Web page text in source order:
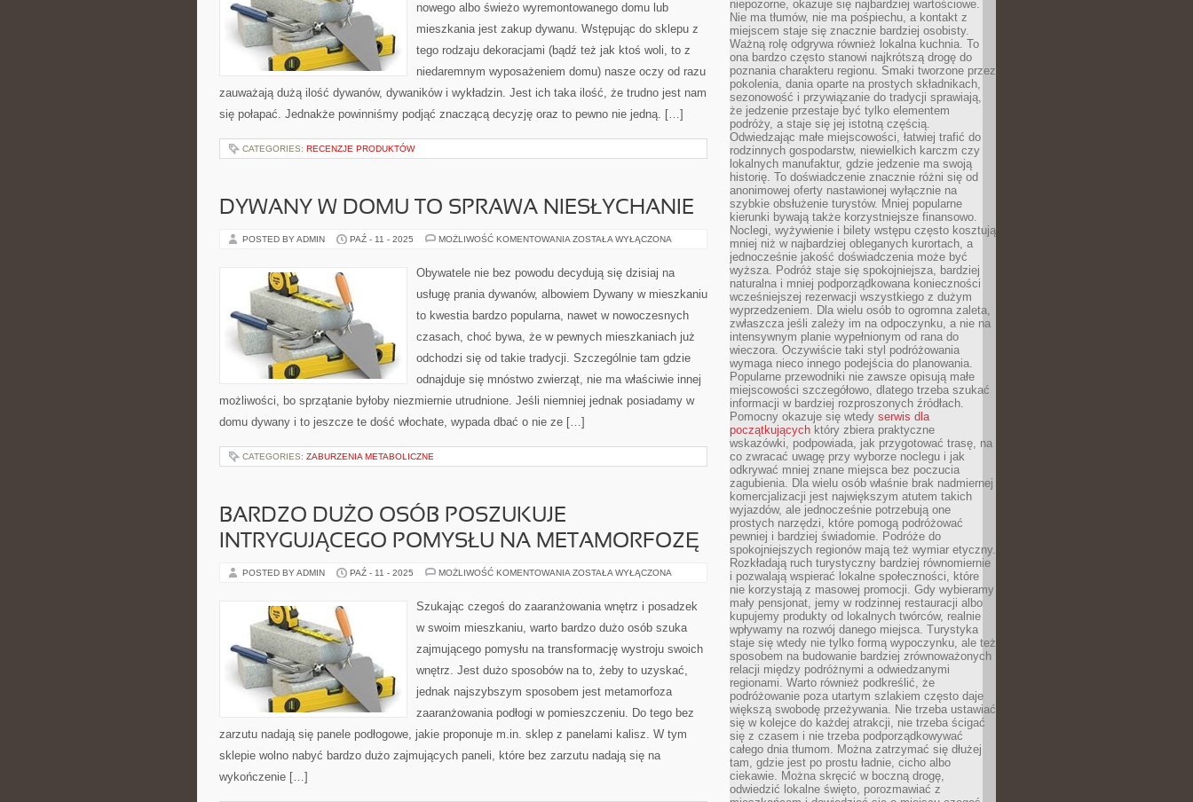
nowego albo świeżo wyremontowanego domu lub
mieszkania jest zakup dywanu. Wstępując do sklepu z
tego rodzaju dekoracjami (bądź też jak ktoś woli, to z
niedaremnym wyposażeniem domu) nasze oczy od razu
zauważają dużą ilość dywanów, dywaników i wykładzin. Jest ich taka ilość, że trudno jest nam
się połapać. Jednakże powinniśmy podjąć znaczącą decyzję oraz to pewno nie jedną. […]
CATEGORIES: RECENZJE PRODUKTÓW
DYWANY W DOMU TO SPRAWA NIESŁYCHANIE
POSTED BY ADMIN PAŹ - 11 - 2025 MOŻLIWOŚĆ KOMENTOWANIA DYWANY
SPRAWA
ZOSTAŁA WYŁĄCZONA
Obywatele nie bez powodu decydują się dzisiaj na
usługę prania dywanów, albowiem Dywany w mieszkaniu
to kwestia bardzo popularna, nawet w nowoczesnych
czasach, choć bywa, że w pewnych mieszkaniach już
odchodzi się od takie tradycji. Szczególnie tam gdzie
odnajduje się mnóstwo zwierząt, nie ma właściwie innej
możliwości, bo sprzątanie byłoby niezmiernie utrudnione. Jeśli niemniej jednak posiadamy w
domu dywany i to jeszcze te dość włochate, wypada dbać o nie ze […]
CATEGORIES: ZABURZENIA METABOLICZNE
BARDZO DUŻO OSÓB POSZUKUJE
INTRYGUJĄCEGO POMYSŁU NA METAMORFOZĘ
POSTED BY ADMIN PAŹ - 11 - 2025 MOŻLIWOŚĆ KOMENTOWANIA BARDZO
POSZUKUJE
INTRYGUJĄCEGO
NA
ZOSTAŁA WYŁĄCZONA
Szukając czegoś do zaaranżowania wnętrz i posadzek
w swoim mieszkaniu, warto bardzo dużo osób szuka
zajmującego pomysłu na transformację wystroju swoich
wnętrz. Jest dużo sposobów na to, żeby to uzyskać,
jednak najszybszym sposobem jest metamorfoza
zaaranżowania podłogi w pomieszczeniu. Do tego bez
zarzutu nadają się panele podłogowe, jakie proponuje m.in. sklep z panelami kalisz. W tym
sklepie wolno nabyć bardzo dużo zajmujących paneli, które bez zarzutu nadają się na
wykończenie […]
niepozorne, okazuje się najbardziej wartościowe.
Nie ma tłumów, nie ma pośpiechu, a kontakt z
miejscem staje się znacznie bardziej osobisty.
Ważną rolę odgrywa również lokalna kuchnia. To
ona bardzo często stanowi najkrótszą drogę do
poznania charakteru regionu. Smaki tworzone przez
pokolenia, dania oparte na prostych składnikach,
sezonowość i przywiązanie do tradycji sprawiają,
że jedzenie przestaje być tylko elementem
podróży, a staje się jej istotną częścią.
Odwiedzając małe miejscowości, łatwiej trafić do
rodzinnych gospodarstw, niewielkich karczm czy
lokalnych manufaktur, gdzie jedzenie ma swoją
historię. To doświadczenie znacznie różni się od
anonimowej oferty nastawionej wyłącznie na
szybkie obsłużenie turystów. Mniej popularne
kierunki bywają także korzystniejsze finansowo.
Noclegi, wyżywienie i bilety wstępu często kosztują
mniej niż w najbardziej obleganych kurortach, a
jednocześnie jakość doświadczenia może być
wyższa. Podróż staje się spokojniejsza, bardziej
naturalna i mniej podporządkowana konieczności
wcześniejszej rezerwacji wszystkiego z dużym
wyprzedzeniem. Dla wielu osób to ogromna zaleta,
zwłaszcza jeśli zależy im na odpoczynku, a nie na
intensywnym planie wypełnionym od rana do
wieczora. Oczywiście taki styl podróżowania
wymaga nieco innego podejścia do planowania.
Popularne przewodniki nie zawsze opisują małe
miejscowości szczegółowo, dlatego trzeba szukać
informacji w bardziej rozproszonych źródłach.
Pomocny okazuje się wtedy serwis dla
początkujących który zbiera praktyczne
wskazówki, podpowiada, jak przygotować trasę, na
co zwracać uwagę przy wyborze noclegu i jak
odkrywać mniej znane miejsca bez poczucia
zagubienia. Dla wielu osób właśnie brak nadmiernej
komercjalizacji jest największym atutem takich
wyjazdów, ale jednocześnie potrzebują one
prostych narzędzi, które pomogą podróżować
pewniej i bardziej świadomie. Podróże do
spokojniejszych regionów mają też wymiar etyczny.
Rozkładają ruch turystyczny bardziej równomiernie
i pozwalają wspierać lokalne społeczności, które
nie korzystają z masowej promocji. Gdy wybieramy
mały pensjonat, jemy w rodzinnej restauracji albo
kupujemy produkty od lokalnych twórców, realnie
wpływamy na rozwój danego miejsca. Turystyka
staje się wtedy nie tylko formą wypoczynku, ale też
sposobem na budowanie bardziej zrównoważonych
relacji między podróżnymi a odwiedzanymi
regionami. Warto również podkreślić, że
podróżowanie poza utartym szlakiem często daje
większą swobodę przeżywania. Nie trzeba ustawiać
się w kolejce do każdej atrakcji, nie trzeba ścigać
się z czasem i nie trzeba podporządkowywać
całego dnia tłumom. Można zatrzymać się dłużej
tam, gdzie jest po prostu ładnie, cicho albo
ciekawie. Można skręcić w boczną drogę,
odwiedzić lokalne święto, porozmawiać z